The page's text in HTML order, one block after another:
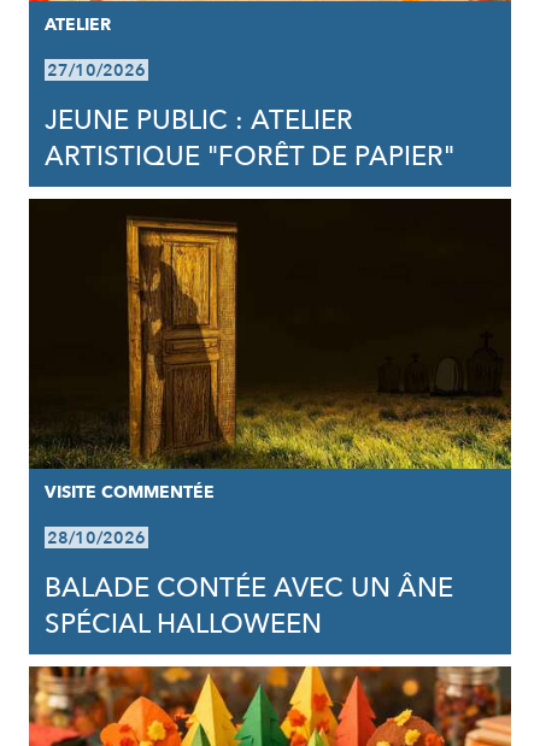
ATELIER
27/10/2026
JEUNE PUBLIC : ATELIER
ARTISTIQUE "FORÊT DE PAPIER"
VISITE COMMENTÉE
28/10/2026
BALADE CONTÉE AVEC UN ÂNE
SPÉCIAL HALLOWEEN